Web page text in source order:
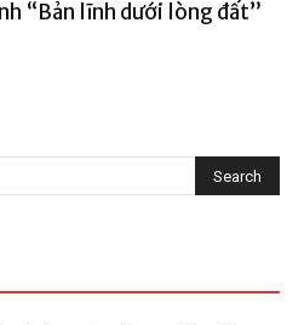
“Bản lĩnh dưới lòng đất”